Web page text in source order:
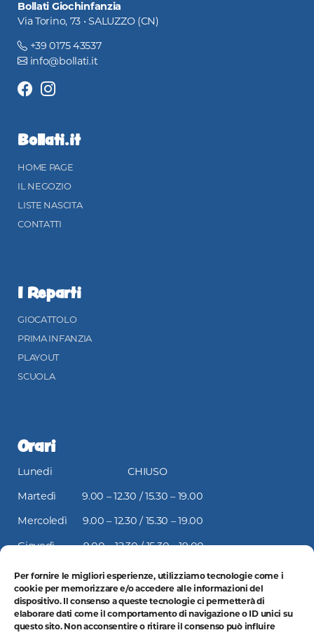
Per fornire le migliori esperienze, utilizziamo tecnologie come i
cookie per memorizzare e/o accedere alle informazioni del
dispositivo. Il consenso a queste tecnologie ci permetterà di
elaborare dati come il comportamento di navigazione o ID unici su
questo sito. Non acconsentire o ritirare il consenso può influire
Bollati Giochinfanzia
Via Torino, 73 • SALUZZO (CN)
+39 0175 43537
info@bollati.it
Bollati.it
HOME PAGE
IL NEGOZIO
LISTE NASCITA
CONTATTI
I Reparti
GIOCATTOLO
PRIMA INFANZIA
PLAYOUT
SCUOLA
Orari
Lunedi CHIUSO
Martedì 9.00 – 12.30 / 15.30 – 19.00
Mercoledì 9.00 – 12.30 / 15.30 – 19.00
Giovedì 9.00 – 12.30 / 15.30 – 19.00
Venerdì 9.00 – 12.30 / 15.30 – 19.00
Sabato 9.00 – 12.30 / 15.30 – 19.00
Domenica CHIUSO